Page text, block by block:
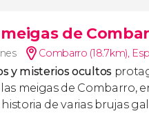
de
Combarro (18.7km),
y misterios ocultos
meigas de Combarro,
de varias brujas